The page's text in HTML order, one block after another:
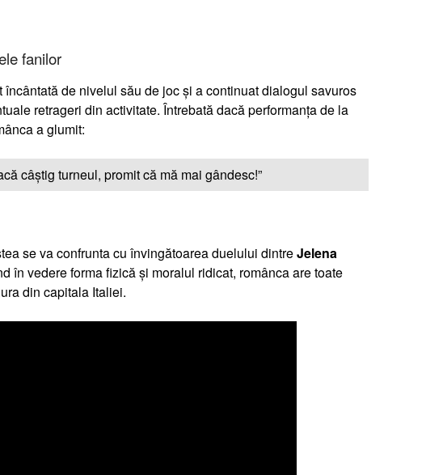
fanilor
de nivelul său de joc și a continuat dialogul savuros
retrageri din activitate. Întrebată dacă performanța de la
a glumit:
câștig turneul, promit că mă mai gândesc!”
se va confrunta cu învingătoarea duelului dintreJelena
în vedere forma fizică și moralul ridicat, românca are toate
din capitala Italiei.